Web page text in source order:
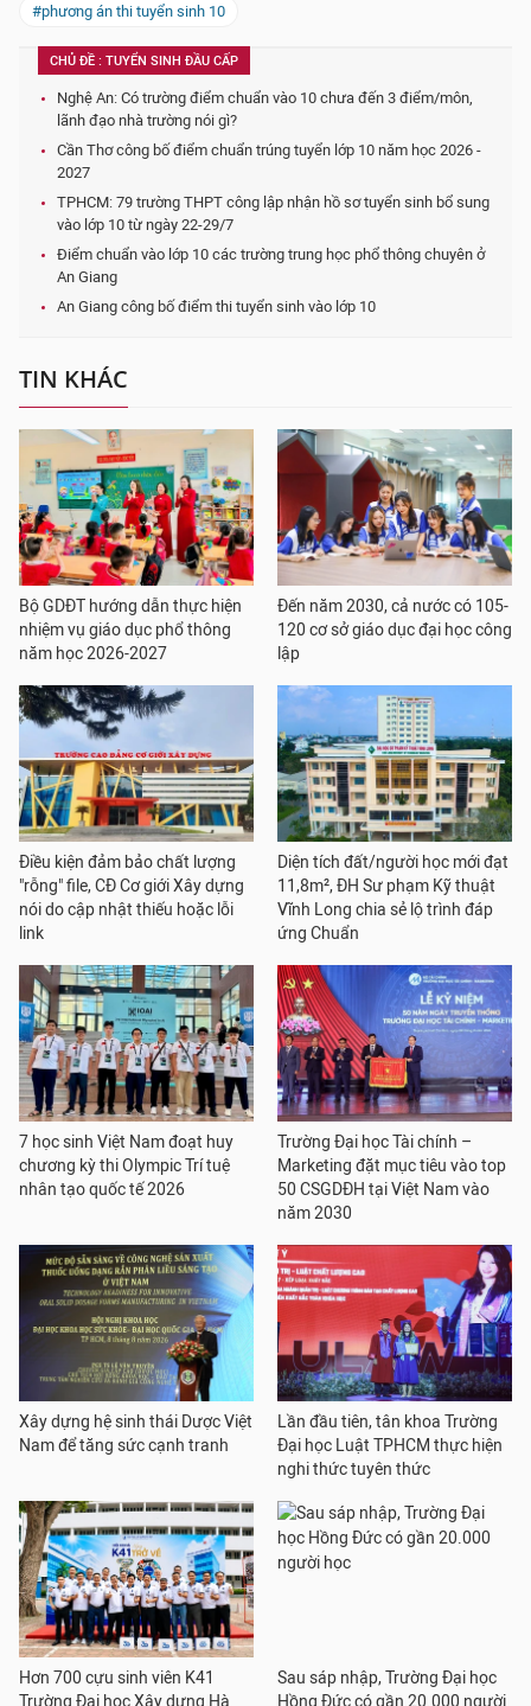
#phương án thi tuyển sinh 10
CHỦ ĐỀ : TUYỂN SINH ĐẦU CẤP
Nghệ An: Có trường điểm chuẩn vào 10 chưa đến 3 điểm/môn,
lãnh đạo nhà trường nói gì?
Cần Thơ công bố điểm chuẩn trúng tuyển lớp 10 năm học 2026 -
2027
TPHCM: 79 trường THPT công lập nhận hồ sơ tuyển sinh bổ sung
vào lớp 10 từ ngày 22-29/7
Điểm chuẩn vào lớp 10 các trường trung học phổ thông chuyên ở
An Giang
An Giang công bố điểm thi tuyển sinh vào lớp 10
TIN KHÁC
Bộ GDĐT hướng dẫn thực hiện
nhiệm vụ giáo dục phổ thông
năm học 2026-2027
Đến năm 2030, cả nước có 105-
120 cơ sở giáo dục đại học công
lập
Điều kiện đảm bảo chất lượng
"rỗng" file, CĐ Cơ giới Xây dựng
nói do cập nhật thiếu hoặc lỗi
link
Diện tích đất/người học mới đạt
11,8m², ĐH Sư phạm Kỹ thuật
Vĩnh Long chia sẻ lộ trình đáp
ứng Chuẩn
7 học sinh Việt Nam đoạt huy
chương kỳ thi Olympic Trí tuệ
nhân tạo quốc tế 2026
Trường Đại học Tài chính –
Marketing đặt mục tiêu vào top
50 CSGDĐH tại Việt Nam vào
năm 2030
Xây dựng hệ sinh thái Dược Việt
Nam để tăng sức cạnh tranh
Lần đầu tiên, tân khoa Trường
Đại học Luật TPHCM thực hiện
nghi thức tuyên thức
Hơn 700 cựu sinh viên K41
Trường Đại học Xây dựng Hà
Sau sáp nhập, Trường Đại học
Hồng Đức có gần 20.000 người